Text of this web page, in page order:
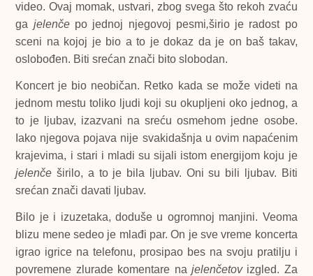
video. Ovaj momak, ustvari, zbog svega što rekoh zvaću
ga jelenče po jednoj njegovoj pesmi,širio je radost po
sceni na kojoj je bio a to je dokaz da je on baš takav,
oslobođen. Biti srećan znači bito slobodan.
Koncert je bio neobičan. Retko kada se može videti na
jednom mestu toliko ljudi koji su okupljeni oko jednog, a
to je ljubav, izazvani na sreću osmehom jedne osobe.
Iako njegova pojava nije svakidašnja u ovim napaćenim
krajevima, i stari i mladi su sijali istom energijom koju je
jelenčeširilo, a to je bila ljubav. Oni su bili ljubav. Biti
srećan znači davati ljubav.
Bilo je i izuzetaka, doduše u ogromnoj manjini. Veoma
blizu mene sedeo je mlađi par. On je sve vreme koncerta
igrao igrice na telefonu, prosipao bes na svoju pratilju i
povremene zlurade komentare na jelenčetov izgled. Za